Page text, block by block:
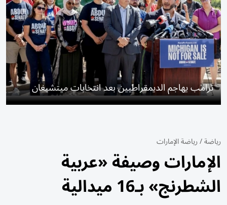
ترامب يهاجم الديمقراطيين بعد انتخابات ميتشيغان
رياضة/رياضة الإمارات
الإمارات وصيفة «عربية
الشطرنج» بـ16 ميدالية